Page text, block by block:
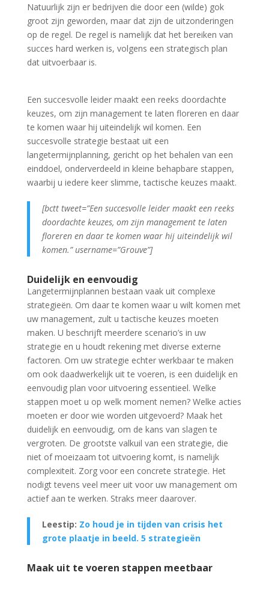
Natuurlijk zijn er bedrijven die door een (wilde) gok
groot zijn geworden, maar dat zijn de uitzonderingen
op de regel. De regel is namelijk dat het bereiken van
succes hard werken is, volgens een strategisch plan
dat uitvoerbaar is.
Een succesvolle leider maakt een reeks doordachte
keuzes, om zijn management te laten floreren en daar
te komen waar hij uiteindelijk wil komen. Een
succesvolle strategie bestaat uit een
langetermijnplanning, gericht op het behalen van een
einddoel, onderverdeeld in kleine behapbare stappen,
waarbij u iedere keer slimme, tactische keuzes maakt.
[bctt tweet=”Een succesvolle leider maakt een reeks
doordachte keuzes, om zijn management te laten
floreren en daar te komen waar hij uiteindelijk wil
komen.” username=”Grouve”]
Duidelijk en eenvoudig
Langetermijnplannen bestaan vaak uit complexe
strategieën. Om daar te komen waar u wilt komen met
uw management, zult u tactische keuzes moeten
maken. U beschrijft meerdere scenario’s in uw
strategie en u houdt rekening met diverse externe
factoren. Om uw strategie echter werkbaar te maken
om ook daadwerkelijk uit te voeren, is een duidelijk en
eenvoudig plan voor uitvoering essentieel. Welke
stappen moet u op welk moment nemen? Welke acties
moeten er door wie worden uitgevoerd? Maak het
duidelijk en eenvoudig, om de kans van slagen te
vergroten. De grootste valkuil van een strategie, die
niet of moeizaam tot uitvoering komt, is namelijk
complexiteit. Zorg voor een concrete strategie. Het
nodigt tevens veel meer uit voor uw management om
actief aan te werken. Straks meer daarover.
Leestip: Zo houd je in tijden van crisis het
grote plaatje in beeld. 5 strategieën
Maak uit te voeren stappen meetbaar